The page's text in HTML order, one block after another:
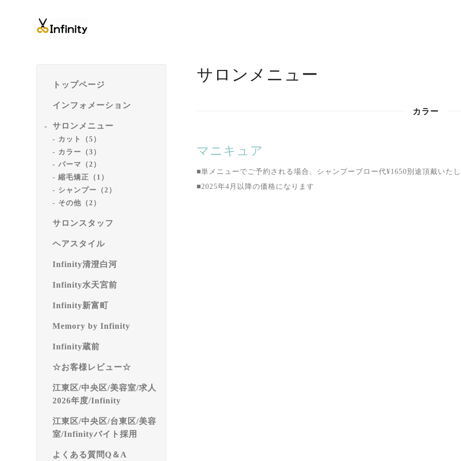
トップページ
インフォメーション
サロンメニュー
カット（5）
カラー（3）
パーマ（2）
縮毛矯正（1）
シャンプー（2）
その他（2）
サロンスタッフ
ヘアスタイル
Infinity清澄白河
Infinity水天宮前
Infinity新富町
Memory by Infinity
Infinity蔵前
☆お客様レビュー☆
江東区/中央区/美容室/求人
2026年度/Infinity
江東区/中央区/台東区/美容
室/Infinityバイト採用
よくある質問Q＆A
サロンメニュー
カラー
マニキュア
■単メニューでご予約される場合、シャンプーブロー代¥1650別途頂戴いたし
■2025年4月以降の価格になります